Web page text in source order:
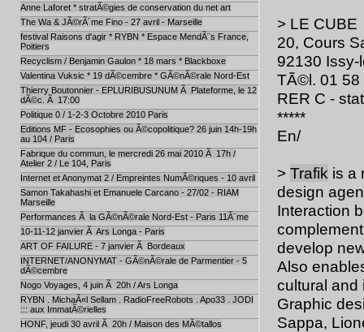
Anne Laforet * stratÃ©gies de conservation du net art
The Wa & JÃ©rÃ´me Fino - 27 avril - Marseille
festival Raisons d'agir * RYBN * Espace MendÃ¨s France,
Poitiers
Recyclism / Benjamin Gaulon * 18 mars * Blackboxe
Valentina Vuksic * 19 dÃ©cembre * GÃ©nÃ©rale Nord-Est
Thierry Boutonnier - EPLURIBUSUNUM Ã Plateforme, le 12
dÃ©c. Ã 17:00
Politique 0 / 1-2-3 Octobre 2010 Paris
Editions MF - Ecosophies ou Ã©copolitique? 26 juin 14h-19h
au 104 / Paris
Fabrique du commun, le mercredi 26 mai 2010 Ã 17h /
Atelier 2 / Le 104, Paris
Internet et Anonymat 2 / Empreintes NumÃ©riques - 10 avril
Samon Takahashi et Emanuele Carcano - 27/02 - RIAM
Marseille
Performances Ã la GÃ©nÃ©rale Nord-Est - Paris 11Ã¨me
10-11-12 janvier Ã Ars Longa - Paris
ART OF FAILURE - 7 janvier Ã Bordeaux
INTERNET/ANONYMAT - GÃ©nÃ©rale de Parmentier - 5
dÃ©cembre
Nogo Voyages, 4 juin Ã 20h / Ars Longa
RYBN . MichaÃ«l Sellam . RadioFreeRobots . Apo33 . JODI
::: aux ImmatÃ©rielles
HONF, jeudi 30 avril Ã 20h / Maison des MÃ©tallos
> LE CUBE
20, Cours
92130
TÃ©l. 01 58
RER C -
*****
En/
> Trafik is a
design
Interaction
develop
Also
cultural and
Graphic
Sappa,